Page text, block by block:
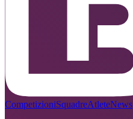
CompetizioniSquadreAtleteNews